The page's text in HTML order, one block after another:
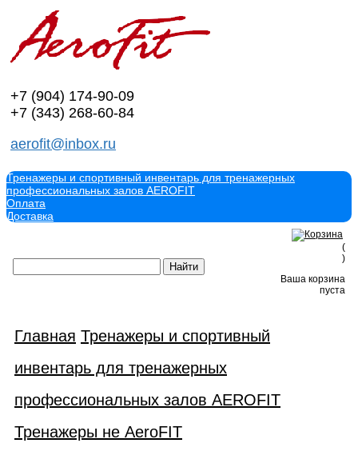
+7 (904) 174-90-09
+7 (343) 268-60-84
aerofit@inbox.ru
Тренажеры и спортивный инвентарь для тренажерных
профессиональных залов AEROFIT
Оплата
Доставка
(
)
Ваша корзина
пуста
Главная Тренажеры и спортивный
инвентарь для тренажерных
профессиональных залов AEROFIT
Тренажеры не AeroFIT